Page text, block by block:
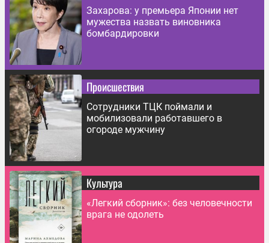
Захарова: у премьера Японии нет
мужества назвать виновника
бомбардировки
Происшествия
Сотрудники ТЦК поймали и
мобилизовали работавшего в
огороде мужчину
Культура
«Легкий сборник»: без человечности
врага не одолеть